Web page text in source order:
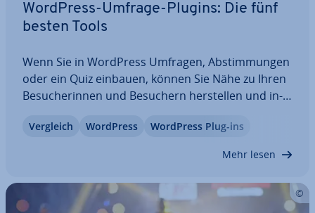
WordPress-Umfrage-Plugins: Die fünf
besten Tools
Wenn Sie in WordPress Umfragen, Ab­stim­mun­gen
oder ein Quiz einbauen, können Sie Nähe zu Ihren
Be­su­che­rin­nen und Besuchern her­stel­len und in­
welche WordPress-Umfrage-Plugins besonders
Vergleich WordPress WordPress Plug-ins
Mehr lesen